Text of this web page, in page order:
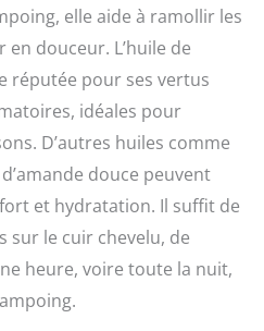
elle aide à ramollir les
douceur. L’huile de
réputée pour ses vertus
idéales pour
D’autres huiles comme
d’amande douce peuvent
et hydratation. Il suffit de
sur le cuir chevelu, de
heure, voire toute la nuit,